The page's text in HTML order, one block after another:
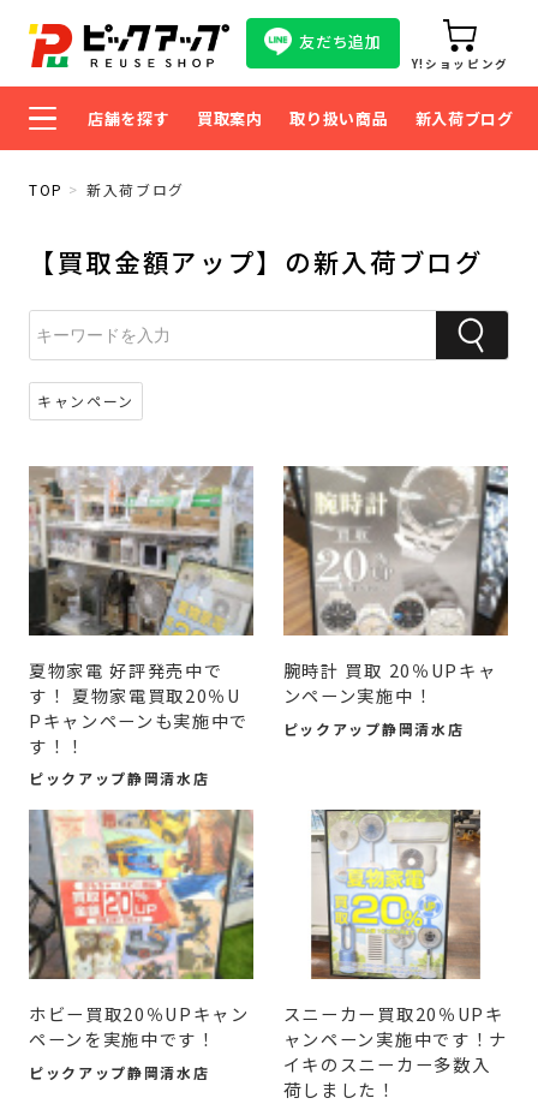
友だち追加
Y!ショッピング
店舗を探す 買取案内 取り扱い商品 新入荷ブログ
TOP 新入荷ブログ
【買取金額アップ】の新入荷ブログ
キャンペーン
夏物家電 好評発売中で
す！ 夏物家電買取20％U
Pキャンペーンも実施中で
す！！
ピックアップ静岡清水店
腕時計 買取 20％UPキャ
ンペーン実施中！
ピックアップ静岡清水店
ホビー買取20％UPキャン
ペーンを実施中です！
ピックアップ静岡清水店
スニーカー買取20％UPキ
ャンペーン実施中です！ナ
イキのスニーカー多数入
荷しました！